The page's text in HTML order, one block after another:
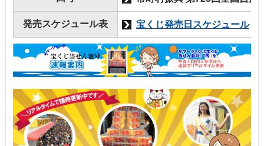
発売スケジュール表 宝くじ発売日スケジュール